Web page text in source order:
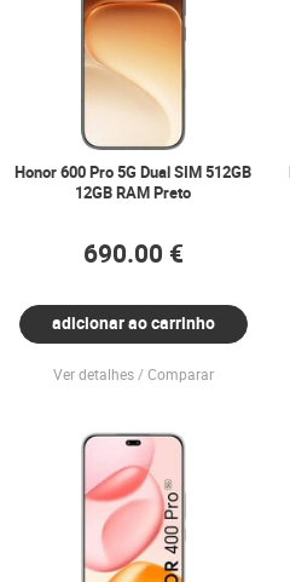
Honor 600 Pro 5G Dual SIM 512GB
12GB RAM Preto
690.00 €
adicionar ao carrinho
Ver detalhes Comparar